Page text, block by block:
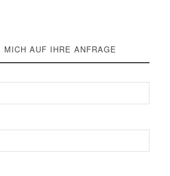
MICH AUF IHRE ANFRAGE